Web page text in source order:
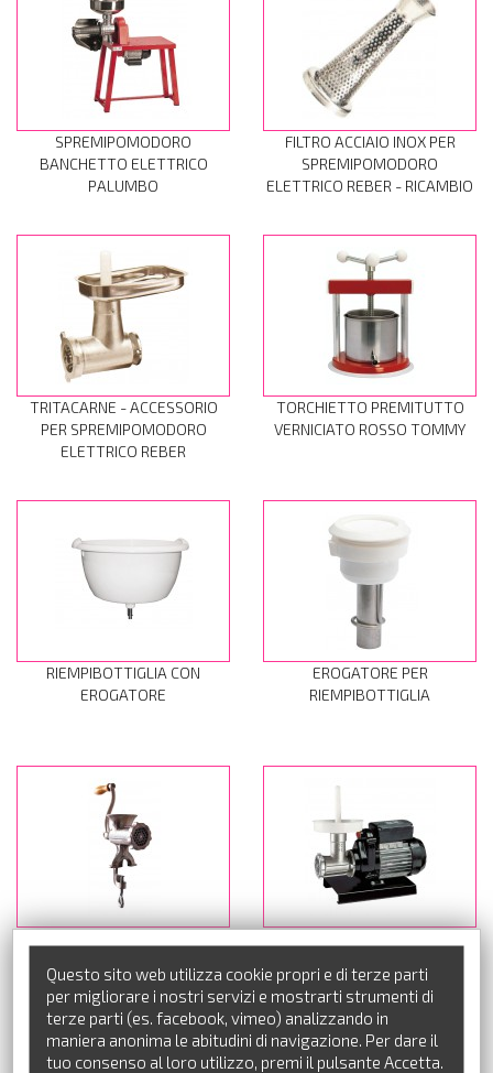
SPREMIPOMODORO
BANCHETTO ELETTRICO
PALUMBO
FILTRO ACCIAIO INOX PER
SPREMIPOMODORO
ELETTRICO REBER - RICAMBIO
TRITACARNE - ACCESSORIO
PER SPREMIPOMODORO
ELETTRICO REBER
TORCHIETTO PREMITUTTO
VERNICIATO ROSSO TOMMY
RIEMPIBOTTIGLIA CON
EROGATORE
EROGATORE PER
RIEMPIBOTTIGLIA
Questo sito web utilizza cookie propri e di terze parti
per migliorare i nostri servizi e mostrarti strumenti di
terze parti (es. facebook, vimeo) analizzando in
maniera anonima le abitudini di navigazione. Per dare il
tuo consenso al loro utilizzo, premi il pulsante Accetta.